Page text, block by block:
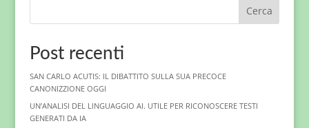
Cerca
Post recenti
SAN CARLO ACUTIS: IL DIBATTITO SULLA SUA PRECOCE
CANONIZZIONE OGGI
UN’ANALISI DEL LINGUAGGIO AI. UTILE PER RICONOSCERE TESTI
GENERATI DA IA